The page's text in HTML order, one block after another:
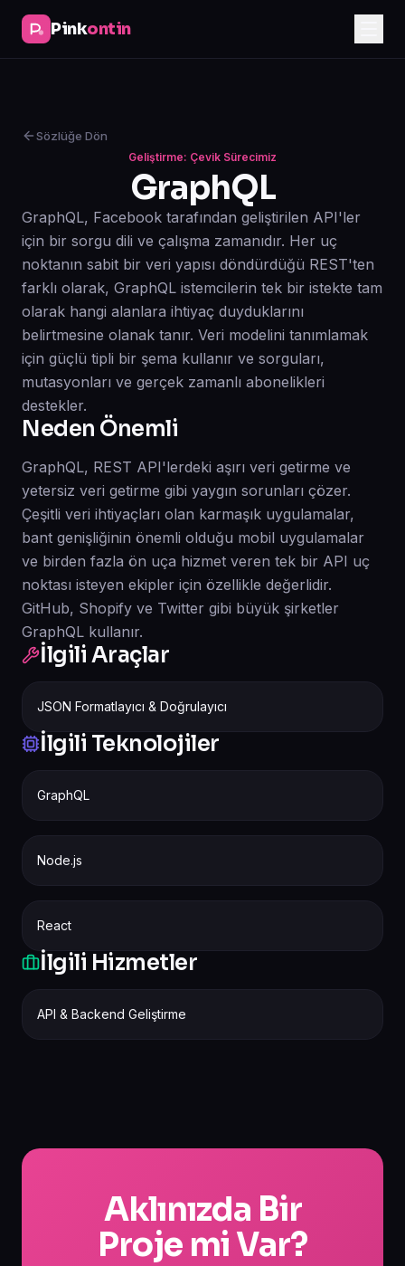
Pinkontin
Sözlüğe Dön
Geliştirme: Çevik Sürecimiz
GraphQL
GraphQL, Facebook tarafından geliştirilen API'ler
için bir sorgu dili ve çalışma zamanıdır. Her uç
noktanın sabit bir veri yapısı döndürdüğü REST'ten
farklı olarak, GraphQL istemcilerin tek bir istekte tam
olarak hangi alanlara ihtiyaç duyduklarını
belirtmesine olanak tanır. Veri modelini tanımlamak
için güçlü tipli bir şema kullanır ve sorguları,
mutasyonları ve gerçek zamanlı abonelikleri
destekler.
Neden Önemli
GraphQL, REST API'lerdeki aşırı veri getirme ve
yetersiz veri getirme gibi yaygın sorunları çözer.
Çeşitli veri ihtiyaçları olan karmaşık uygulamalar,
bant genişliğinin önemli olduğu mobil uygulamalar
ve birden fazla ön uça hizmet veren tek bir API uç
noktası isteyen ekipler için özellikle değerlidir.
GitHub, Shopify ve Twitter gibi büyük şirketler
GraphQL kullanır.
İlgili Araçlar
JSON Formatlayıcı & Doğrulayıcı
İlgili Teknolojiler
GraphQL
Node.js
React
İlgili Hizmetler
API & Backend Geliştirme
Aklınızda Bir
Proje mi Var?